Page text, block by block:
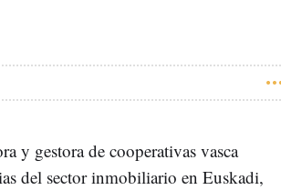
y gestora de cooperativas vasca
del sector inmobiliario en Euskadi,